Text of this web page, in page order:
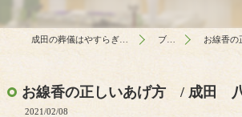
成田の葬儀はやすらぎ葬祭 清雲 ブログ お線香の正
お線香の正しいあげ方 / 成田
2021/02/08